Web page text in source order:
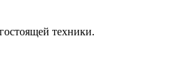
техники.